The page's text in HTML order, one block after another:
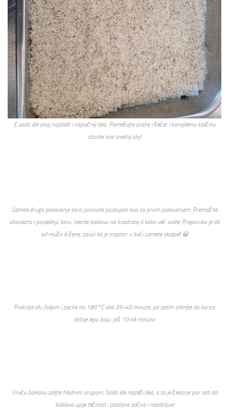
E sada ide onaj najslađi i najsočniji deo. Pomešajte orahe i šećer i kompletnu količinu
stavite kao srednji sloj!
Uzmite drugo pakovanje kora ponovite postupak kao sa prvim pakovanjem. Premažite
obavezno i poslednju koru. Isecite baklavu na kvadrate ili kako već volite. Preporuka je da
od muža ili žene, zavisi ko je majstor u kući uzmete skalpel! 😀
Prekrijte alu folijom i pecite na 180°C oko 35-40 minuta, pa zatim otkrijte da korica
dobije lepu boju, još 10-ak minuta.
Vruću baklavu zalijte hladnim sirupom. Sada ide najteži deo, a to je čekanje par sati da
baklava upije tečnost i postane sočna i neodoljiva!